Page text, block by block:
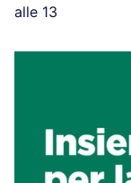
alle 13